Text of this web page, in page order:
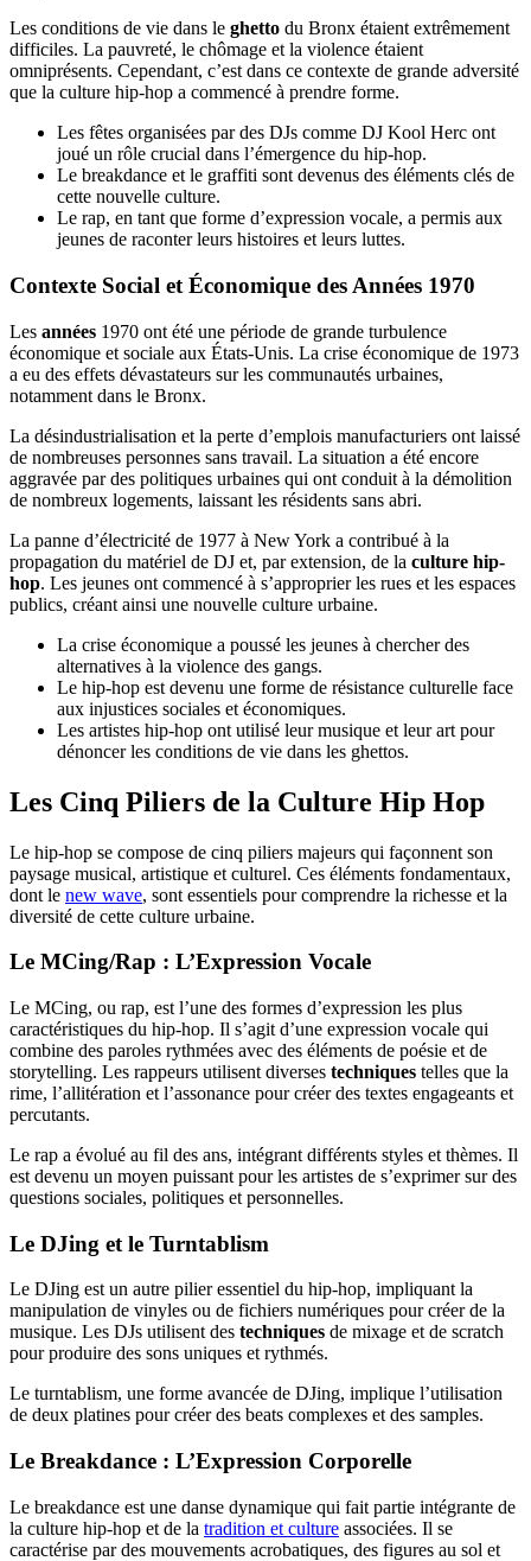
Les conditions de vie dans le ghetto du Bronx étaient extrêmement
difficiles. La pauvreté, le chômage et la violence étaient
omniprésents. Cependant, c’est dans ce contexte de grande adversité
que la culture hip-hop a commencé à prendre forme.
Les fêtes organisées par des DJs comme DJ Kool Herc ont
joué un rôle crucial dans l’émergence du hip-hop.
Le breakdance et le graffiti sont devenus des éléments clés de
cette nouvelle culture.
Le rap, en tant que forme d’expression vocale, a permis aux
jeunes de raconter leurs histoires et leurs luttes.
Contexte Social et Économique des Années 1970
Les années 1970 ont été une période de grande turbulence
économique et sociale aux États-Unis. La crise économique de 1973
a eu des effets dévastateurs sur les communautés urbaines,
notamment dans le Bronx.
La désindustrialisation et la perte d’emplois manufacturiers ont laissé
de nombreuses personnes sans travail. La situation a été encore
aggravée par des politiques urbaines qui ont conduit à la démolition
de nombreux logements, laissant les résidents sans abri.
La panne d’électricité de 1977 à New York a contribué à la
propagation du matériel de DJ et, par extension, de la culture hip-
hop. Les jeunes ont commencé à s’approprier les rues et les espaces
publics, créant ainsi une nouvelle culture urbaine.
La crise économique a poussé les jeunes à chercher des
alternatives à la violence des gangs.
Le hip-hop est devenu une forme de résistance culturelle face
aux injustices sociales et économiques.
Les artistes hip-hop ont utilisé leur musique et leur art pour
dénoncer les conditions de vie dans les ghettos.
Les Cinq Piliers de la Culture Hip Hop
Le hip-hop se compose de cinq piliers majeurs qui façonnent son
paysage musical, artistique et culturel. Ces éléments fondamentaux,
dont le new wave, sont essentiels pour comprendre la richesse et la
diversité de cette culture urbaine.
Le MCing/Rap : L’Expression Vocale
Le MCing, ou rap, est l’une des formes d’expression les plus
caractéristiques du hip-hop. Il s’agit d’une expression vocale qui
combine des paroles rythmées avec des éléments de poésie et de
storytelling. Les rappeurs utilisent diverses techniques telles que la
rime, l’allitération et l’assonance pour créer des textes engageants et
percutants.
Le rap a évolué au fil des ans, intégrant différents styles et thèmes. Il
est devenu un moyen puissant pour les artistes de s’exprimer sur des
questions sociales, politiques et personnelles.
Le DJing et le Turntablism
Le DJing est un autre pilier essentiel du hip-hop, impliquant la
manipulation de vinyles ou de fichiers numériques pour créer de la
musique. Les DJs utilisent des techniques de mixage et de scratch
pour produire des sons uniques et rythmés.
Le turntablism, une forme avancée de DJing, implique l’utilisation
de deux platines pour créer des beats complexes et des samples.
Le Breakdance : L’Expression Corporelle
Le breakdance est une danse dynamique qui fait partie intégrante de
la culture hip-hop et de la tradition et culture associées. Il se
caractérise par des mouvements acrobatiques, des figures au sol et